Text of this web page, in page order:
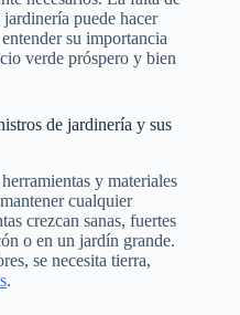
puede hacer
su importancia
verde próspero y bien
de jardinería y sus
y materiales
cualquier
crezcan sanas, fuertes
o en un jardín grande.
se necesita tierra,
.